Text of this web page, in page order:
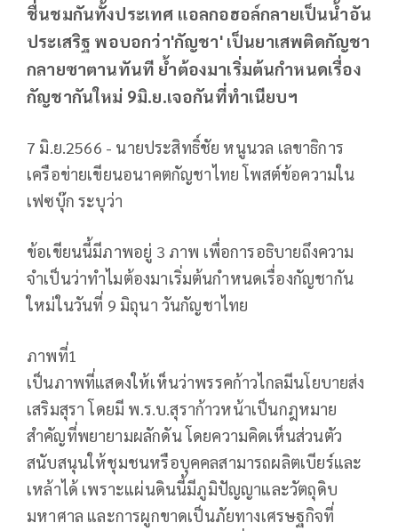
ชื่นชมกันทั้งประเทศ แอลกอฮอล์กลายเป็นน้ำอัน
ประเสริฐ พอบอกว่า'กัญชา' เป็นยาเสพติดกัญชา
กลายซาตานทันที ย้ำต้องมาเริ่มต้นกำหนดเรื่อง
กัญชากันใหม่ 9มิ.ย.เจอกันที่ทำเนียบฯ
7 มิ.ย.2566 - นายประสิทธิ์ชัย หนูนวล เลขาธิการ
เครือข่ายเขียนอนาคตกัญชาไทย โพสต์ข้อความใน
เฟซบุ๊ก ระบุว่า
ข้อเขียนนี้มีภาพอยู่ 3 ภาพ เพื่อการอธิบายถึงความ
จำเป็นว่าทำไมต้องมาเริ่มต้นกำหนดเรื่องกัญชากัน
ใหม่ในวันที่ 9 มิถุนา วันกัญชาไทย
ภาพที่1
เป็นภาพที่แสดงให้เห็นว่าพรรคก้าวไกลมีนโยบายส่ง
เสริมสุรา โดยมี พ.ร.บ.สุราก้าวหน้าเป็นกฎหมาย
สำคัญที่พยายามผลักดัน โดยความคิดเห็นส่วนตัว
สนับสนุนให้ชุมชนหรือบุคคลสามารถผลิตเบียร์และ
เหล้าได้ เพราะแผ่นดินนี้มีภูมิปัญญาและวัตถุดิบ
มหาศาล และการผูกขาดเป็นภัยทางเศรษฐกิจที่